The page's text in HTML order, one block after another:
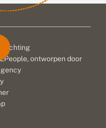
, ontworpen door